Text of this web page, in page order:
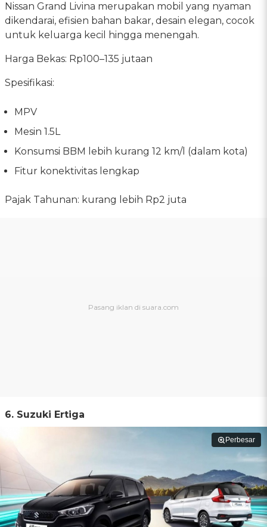
Nissan Grand Livina merupakan mobil yang nyaman
dikendarai, efisien bahan bakar, desain elegan, cocok
untuk keluarga kecil hingga menengah.
Harga Bekas: Rp100–135 jutaan
Spesifikasi:
MPV
Mesin 1.5L
Konsumsi BBM lebih kurang 12 km/l (dalam kota)
Fitur konektivitas lengkap
Pajak Tahunan: kurang lebih Rp2 juta
6. Suzuki Ertiga
Perbesar